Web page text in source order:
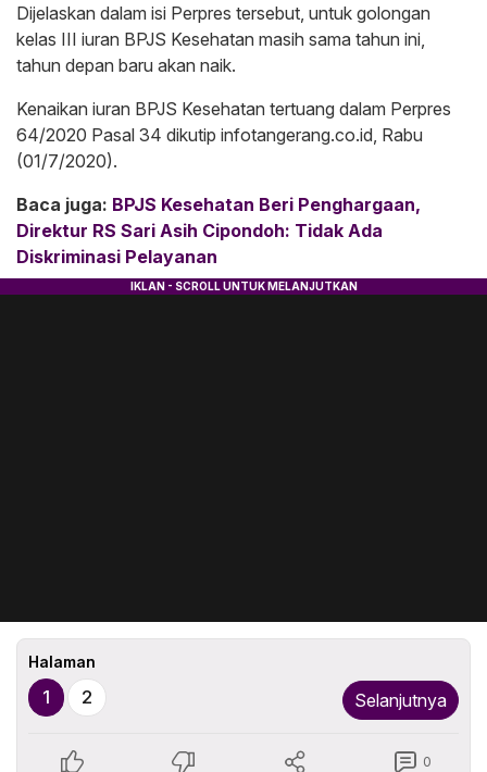
Dijelaskan dalam isi Perpres tersebut, untuk golongan
kelas III iuran BPJS Kesehatan masih sama tahun ini,
tahun depan baru akan naik.
Kenaikan iuran BPJS Kesehatan tertuang dalam Perpres
64/2020 Pasal 34 dikutip infotangerang.co.id, Rabu
(01/7/2020).
Baca juga: BPJS Kesehatan Beri Penghargaan,
Direktur RS Sari Asih Cipondoh: Tidak Ada
Diskriminasi Pelayanan
Halaman
1 2 Selanjutnya
0